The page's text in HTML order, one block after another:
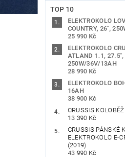
TOP 10
ELEKTROKOLO
COUNTRY, 26",
25 990 Kč
ELEKTROKOLO
ATLAND 1.1, 27.5",
250W/36V/13AH
28 990 Kč
ELEKTROKOLO
16AH
38 900 Kč
CRUSSIS
13 390 Kč
CRUSSIS PÁNSKÉ
ELEKTROKOLO E-
(2019)
43 990 Kč